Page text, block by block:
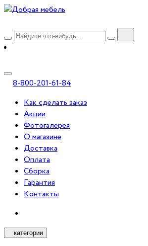
8-800-201-61-84
Как сделать заказ
Акции
Фотогалерея
О магазине
Доставка
Оплата
Сборка
Гарантия
Контакты
категории